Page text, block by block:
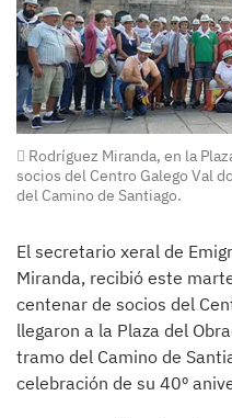
Rodríguez Miranda, en la
socios del Centro Galego Val
del Camino de Santiago.
El secretario xeral de
Miranda, recibió este
centenar de socios del
llegaron a la Plaza del
tramo del Camino de
celebración de su 40º